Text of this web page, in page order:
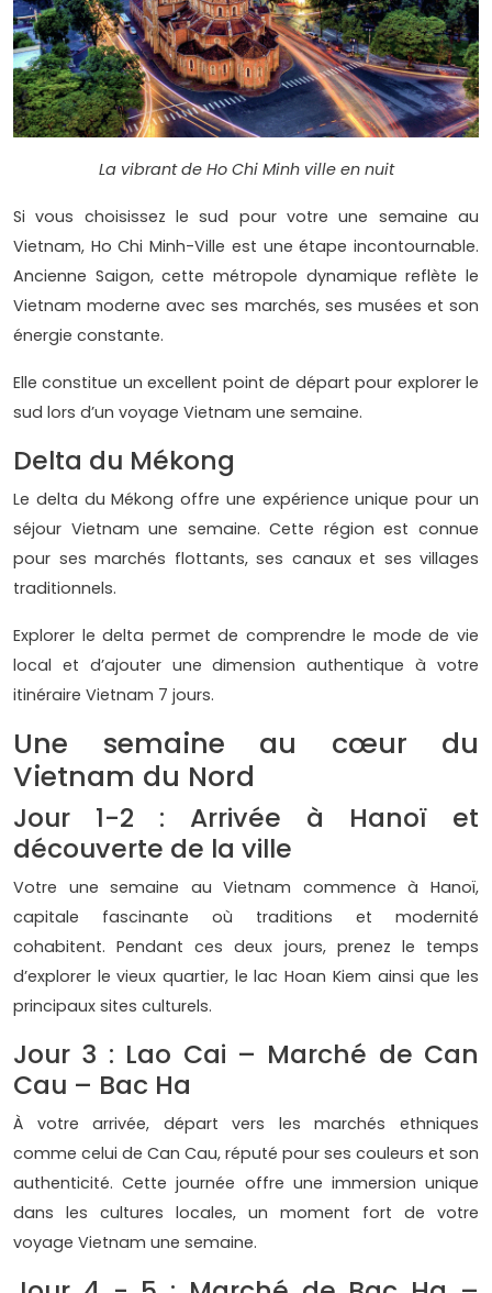
La vibrant de Ho Chi Minh ville en nuit
Si vous choisissez le sud pour votre une semaine au
Vietnam, Ho Chi Minh-Ville est une étape incontournable.
Ancienne Saigon, cette métropole dynamique reflète le
Vietnam moderne avec ses marchés, ses musées et son
énergie constante.
Elle constitue un excellent point de départ pour explorer le
sud lors d’un voyage Vietnam une semaine.
Delta du Mékong
Le delta du Mékong offre une expérience unique pour un
séjour Vietnam une semaine. Cette région est connue
pour ses marchés flottants, ses canaux et ses villages
traditionnels.
Explorer le delta permet de comprendre le mode de vie
local et d’ajouter une dimension authentique à votre
itinéraire Vietnam 7 jours.
Une semaine au cœur du
Vietnam du Nord
Jour 1-2 : Arrivée à Hanoï et
découverte de la ville
Votre une semaine au Vietnam commence à Hanoï,
capitale fascinante où traditions et modernité
cohabitent. Pendant ces deux jours, prenez le temps
d’explorer le vieux quartier, le lac Hoan Kiem ainsi que les
principaux sites culturels.
Jour 3 : Lao Cai – Marché de Can
Cau – Bac Ha
À votre arrivée, départ vers les marchés ethniques
comme celui de Can Cau, réputé pour ses couleurs et son
authenticité. Cette journée offre une immersion unique
dans les cultures locales, un moment fort de votre
voyage Vietnam une semaine.